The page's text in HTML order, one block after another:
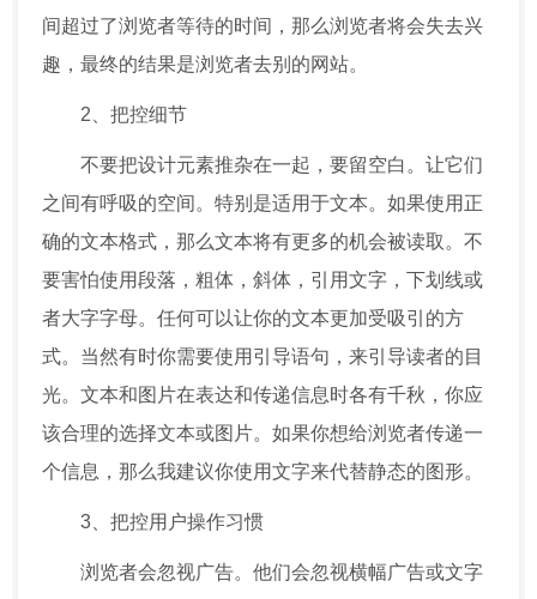
间超过了浏览者等待的时间，那么浏览者将会失去兴
趣，最终的结果是浏览者去别的网站。
2、把控细节
不要把设计元素推杂在一起，要留空白。让它们
之间有呼吸的空间。特别是适用于文本。如果使用正
确的文本格式，那么文本将有更多的机会被读取。不
要害怕使用段落，粗体，斜体，引用文字，下划线或
者大字字母。任何可以让你的文本更加受吸引的方
式。当然有时你需要使用引导语句，来引导读者的目
光。文本和图片在表达和传递信息时各有千秋，你应
该合理的选择文本或图片。如果你想给浏览者传递一
个信息，那么我建议你使用文字来代替静态的图形。
3、把控用户操作习惯
浏览者会忽视广告。他们会忽视横幅广告或文字